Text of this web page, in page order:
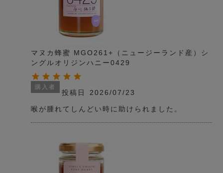
マヌカ蜂蜜 MGO261+（ニュージーランド産）シ
ングルオリジンハニー0429
購入者
投稿日 2026/07/23